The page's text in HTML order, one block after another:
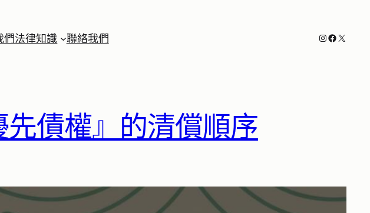
們法律知識 聯絡我們 Instagram
Facebook
X
債權』的清償順序